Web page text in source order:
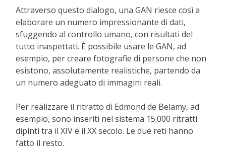
Attraverso questo dialogo, una GAN riesce così a
elaborare un numero impressionante di dati,
sfuggendo al controllo umano, con risultati del
tutto inaspettati. È possibile usare le GAN, ad
esempio, per creare fotografie di persone che non
esistono, assolutamente realistiche, partendo da
un numero adeguato di immagini reali.
Per realizzare il ritratto di Edmond de Belamy, ad
esempio, sono inseriti nel sistema 15.000 ritratti
dipinti tra il XIV e il XX secolo. Le due reti hanno
fatto il resto.